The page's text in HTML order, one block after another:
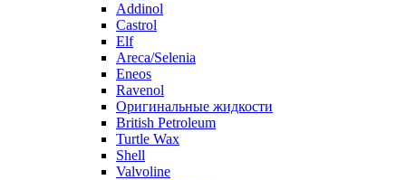
Addinol
Castrol
Elf
Areca/Selenia
Eneos
Ravenol
Оригинальные жидкости
British Petroleum
Turtle Wax
Shell
Valvoline